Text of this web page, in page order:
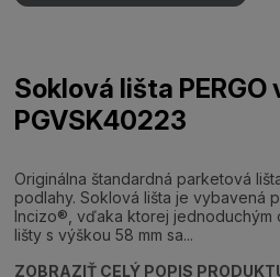
Soklová lišta PERGO
PGVSK40223
Originálna štandardná parketová
podlahy. Soklová lišta je vybavená
Incizo®, vďaka ktorej jednoduchým
lišty s výškou 58 mm sa...
ZOBRAZIŤ CELÝ POPIS